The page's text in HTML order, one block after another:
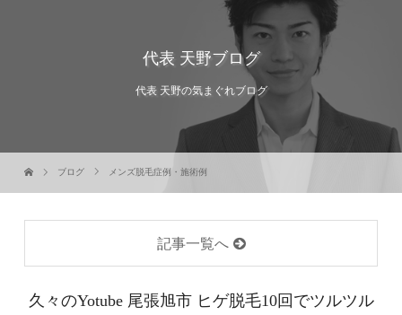
代表 天野ブログ
代表 天野の気まぐれブログ
ブログ メンズ脱毛症例・施術例
記事一覧へ
久々のYotube 尾張旭市 ヒゲ脱毛10回でツルツル